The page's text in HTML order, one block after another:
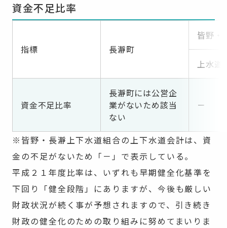
資金不足比率
指標 長瀞町
皆野・
上水道
資金不足比率
長瀞町には公営企
業がないため該当
ない
－
※皆野・長瀞上下水道組合の上下水道会計は、資
金の不足がないため「－」で表示している。
平成２１年度比率は、いずれも早期健全化基準を
下回り「健全段階」にありますが、今後も厳しい
財政状況が続く事が予想されますので、引き続き
財政の健全化のための取り組みに努めてまいりま